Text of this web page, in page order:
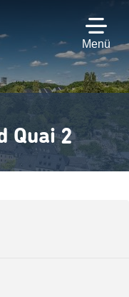
Menü
Quai 2